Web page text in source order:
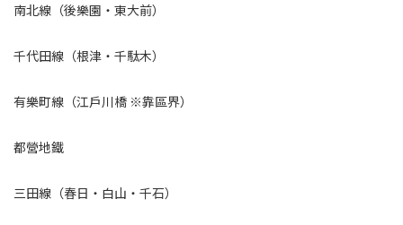
南北線（後樂園・東大前）
千代田線（根津・千駄木）
有樂町線（江戶川橋 ※靠區界）
都營地鐵
三田線（春日・白山・千石）